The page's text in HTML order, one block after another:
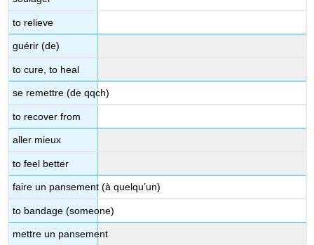
to relieve
guérir (de)
to cure, to heal
se remettre (de qqch)
to recover from
aller mieux
to feel better
faire un pansement (à quelqu’un)
to bandage (someone)
mettre un pansement